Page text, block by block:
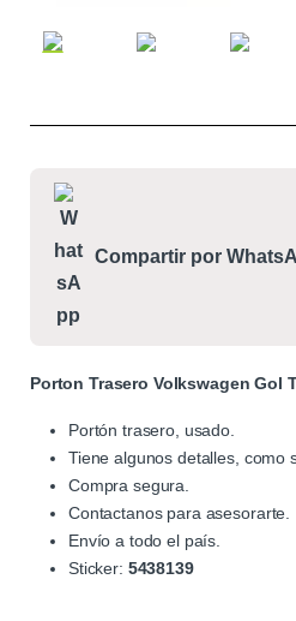
Compartir por
Porton Trasero Volkswagen Gol
Portón trasero, usado.
Tiene algunos detalles, como
Compra segura.
Contactanos para asesorarte.
Envío a todo el país.
Sticker: 5438139